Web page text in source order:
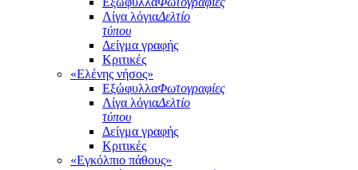
Λίγα λόγιαΔελτίο
τύπου
Δείγμα γραφής
Κριτικές
«Ελένης νήσος»
ΕξώφυλλαΦωτογραφίες
Λίγα λόγιαΔελτίο
τύπου
Δείγμα γραφής
Κριτικές
«Εγκόλπιο πάθους»